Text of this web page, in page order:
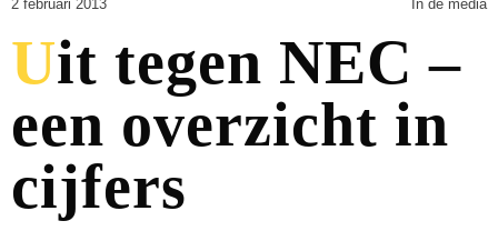
2 februari 2013 In de media
Uit tegen NEC –
een overzicht in
cijfers